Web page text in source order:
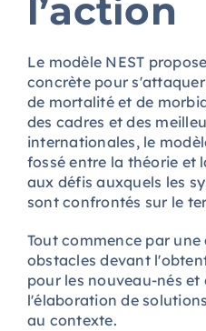
l’action
Le modèle NEST
concrète pour
de mortalité et de
des cadres et des
internationales, le
fossé entre la théorie et
aux défis auxquels les
sont confrontés sur le
Tout commence par
obstacles devant
pour les nouveau-nés
l'élaboration de
au contexte.